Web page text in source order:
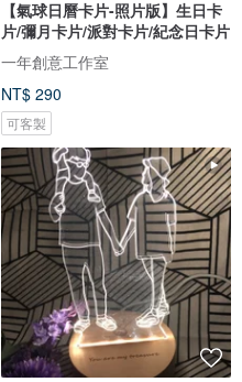
【氣球日曆卡片-照片版】生日卡
片/彌月卡片/派對卡片/紀念日卡片
一年創意工作室
NT$ 290
可客製